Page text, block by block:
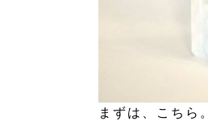
まずは、こちら。